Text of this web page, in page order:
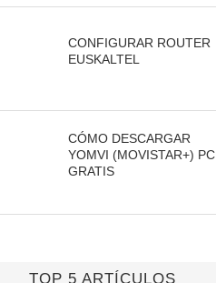
CONFIGURAR ROUTER
EUSKALTEL
CÓMO DESCARGAR
YOMVI (MOVISTAR+) PC
GRATIS
TOP 5 ARTÍCULOS